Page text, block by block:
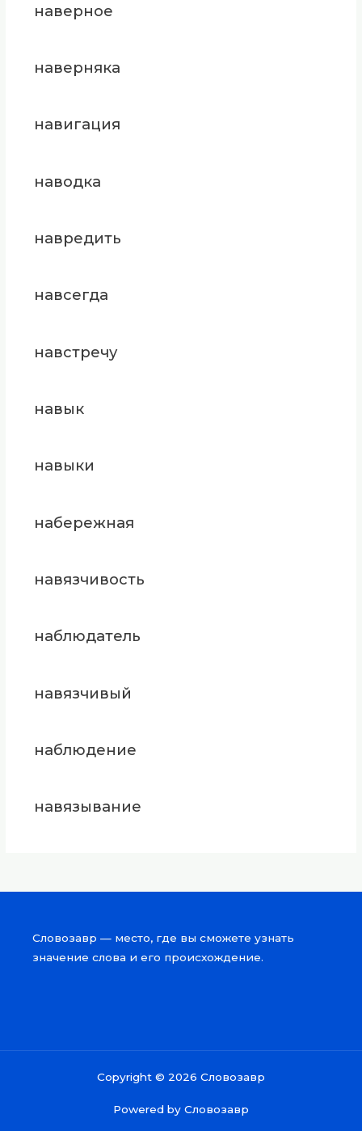
наверное
наверняка
навигация
наводка
навредить
навсегда
навстречу
навык
навыки
набережная
навязчивость
наблюдатель
навязчивый
наблюдение
навязывание
Словозавр — место, где вы сможете узнать
значение слова и его происхождение.
Copyright © 2026 Словозавр
Powered by Словозавр